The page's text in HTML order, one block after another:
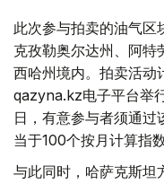
此次参与拍卖的油气区
克孜勒奥尔达州、阿特
西哈州境内。拍卖活动
qazyna.kz电子平台举
日，有意参与者须通过
当于100个按月计算指
与此同时，哈萨克斯坦